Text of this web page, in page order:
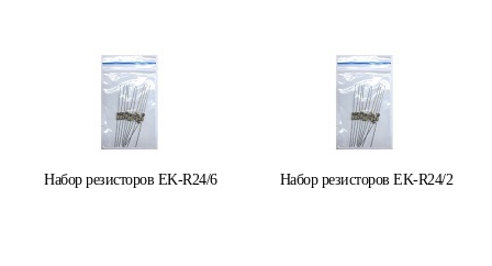
Набор резисторов EK-R24/6 Набор резисторов EK-R24/2